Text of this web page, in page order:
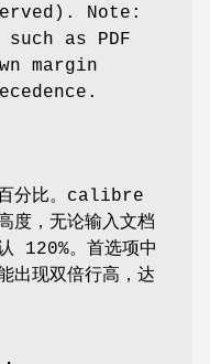
Note:
as PDF
margin
百分比。calibre
度，无论输入文档
120%。首选项中
出现双倍行高，达